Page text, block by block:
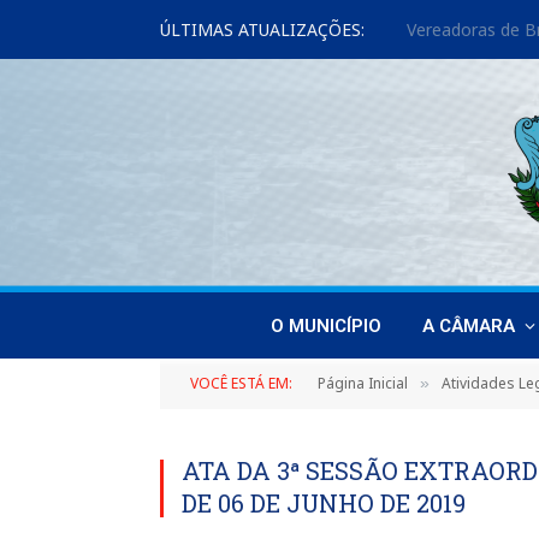
ÚLTIMAS ATUALIZAÇÕES:
O MUNICÍPIO A CÂMARA
VOCÊ ESTÁ EM: Página Inicial » Atividades
ATA DA 3ª SESSÃO
DE 06 DE JUNHO DE 2019